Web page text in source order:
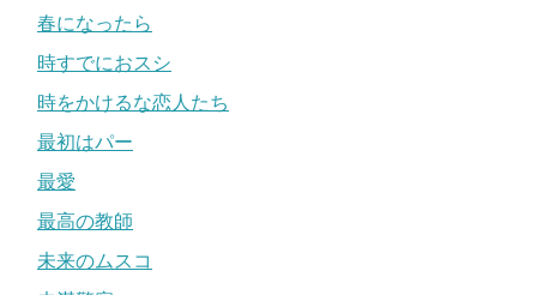
春になったら
時すでにおスシ
時をかけるな恋人たち
最初はパー
最愛
最高の教師
未来のムスコ